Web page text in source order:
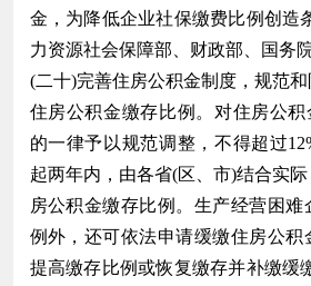
金，为降低企业社保缴费比例创造
力资源社会保障部、财政部、国务
(二十)完善住房公积金制度，规范
住房公积金缴存比例。对住房公积
的一律予以规范调整，不得超过
起两年内，由各省(区、市)结合实
房公积金缴存比例。生产经营困
例外，还可依法申请缓缴住房公积
提高缴存比例或恢复缴存并补缴缓